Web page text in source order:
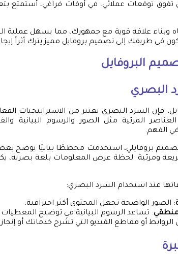
تفوق توقعات عملائي. في أوقات فراغي، أستمتع
وبناء علاقة قوية مع جمهورك، مما يسهل عملية
في طريقك إلى تصميم بروفايل مميز يترك أثراً
البروفايل
البصري
فإن السرد البصري يعتبر من الاستراتيجيات
المرئية مثل الصور والرسوم البيانية
الفهم.
بروفايلي، استخدمت مخططًا بيانيًا يوضح بعض
ومرئية. لحظة عرض المعلومات بلغة بصرية،
عند استخدام السرد البصري:
: الصور الواضحة تجعل المحتوى أكثر احترافية.
: تساعد الرسوم البيانية في توضيح
الروابط أو مقاطع الفيديو التي تشرح خدماتك أو